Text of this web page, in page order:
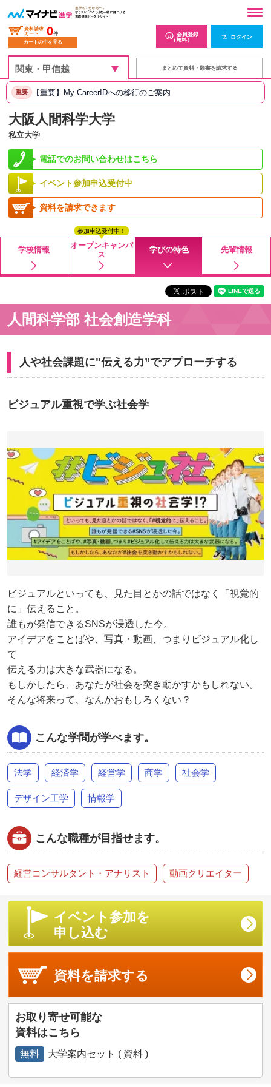
資料請求
カート
0件
カートの中を見る
会員登録
（無料）
ログイン
まとめて資料・願書を請求する
重要 【重要】My CareerIDへの移行のご案内
大阪人間科学大学
私立大学
電話でのお問い合わせはこちら
イベント参加申込受付中
資料を請求できます
学校情報
オープンキャンパ
ス
参加申込受付中！
学びの特色 先輩情報
人間科学部 社会創造学科
人や社会課題に"伝える力”でアプローチする
ビジュアル重視で学ぶ社会学
ビジュアルといっても、見た目とかの話ではなく「視覚的
に」伝えること。
誰もが発信できるSNSが浸透した今。
アイデアをことばや、写真・動画、つまりビジュアル化し
て
伝える力は大きな武器になる。
もしかしたら、あなたが社会を突き動かすかもしれない。
そんな将来って、なんかおもしろくない？
こんな学問が学べます。
法学 経済学 経営学 商学 社会学
デザイン工学 情報学
こんな職種が目指せます。
経営コンサルタント・アナリスト 動画クリエイター
イベント参加を
申し込む
資料を請求する
お取り寄せ可能な
資料はこちら
無料 大学案内セット ( 資料 )